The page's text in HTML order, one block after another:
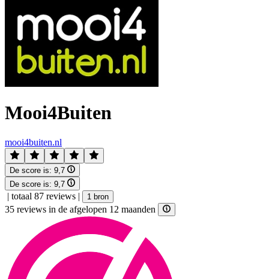
Mooi4Buiten
mooi4buiten.nl
De score is: 9,7
De score is: 9,7
| totaal 87 reviews | 1 bron
35 reviews in de afgelopen 12 maanden